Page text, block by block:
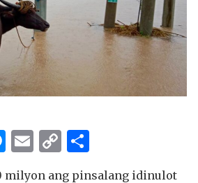
Messenger
Email
Copy
Link
milyon ang pinsalang idinulot